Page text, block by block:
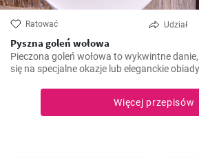
Ratować Udział
Pyszna goleń wołowa
Pieczona goleń wołowa to wykwintne
się na specjalne okazje lub eleganckie
podkreśla jego smak. Smacznego!
Więcej przepisów